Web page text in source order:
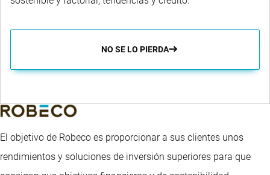
NO SE LO PIERDA
El objetivo de Robeco es proporcionar a sus clientes unos
rendimientos y soluciones de inversión superiores para que